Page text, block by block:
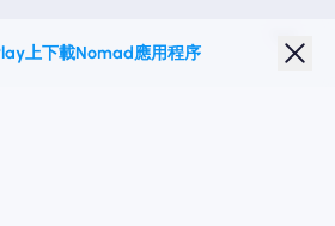
上下載Nomad應用程序